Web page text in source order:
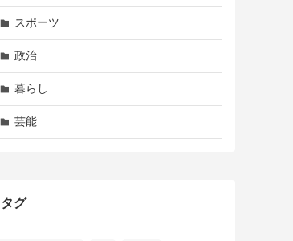
スポーツ
政治
暮らし
芸能
タグ